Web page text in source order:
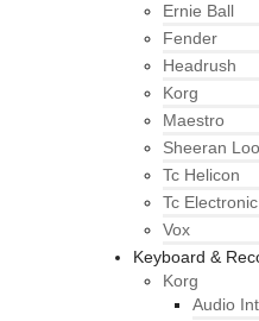
Ernie Ball
Fender
Headrush
Korg
Maestro
Sheeran
Tc Helicon
Tc Electronic
Vox
Keyboard &
Korg
Audio